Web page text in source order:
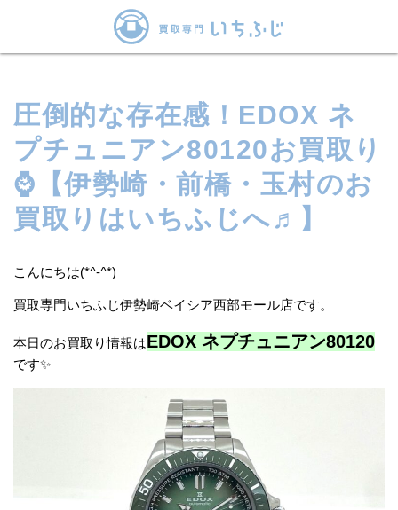
圧倒的な存在感！EDOX ネ
プチュニアン80120お買取り
⌚【伊勢崎・前橋・玉村のお
買取りはいちふじへ♬】
こんにちは(*^-^*)
買取専門いちふじ伊勢崎ベイシア西部モール店です。
本日のお買取り情報はEDOX ネプチュニアン80120
です✨